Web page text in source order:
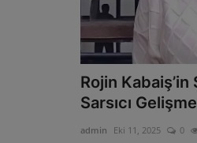
Rojin
Sarsıcı
admin Eki 11, 2025 0